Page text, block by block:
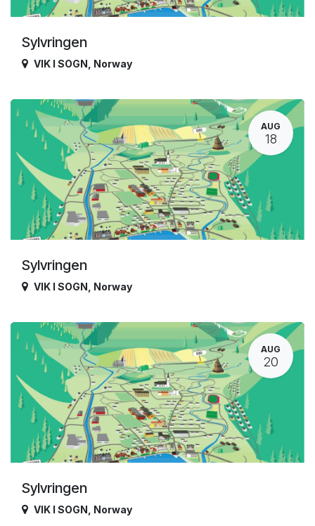
Sylvringen
VIK I SOGN Norway
AUG
18
Sylvringen
VIK I SOGN Norway
AUG
20
Sylvringen
VIK I SOGN Norway